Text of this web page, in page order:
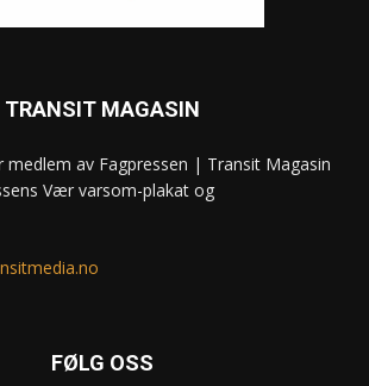
TRANSIT MAGASIN
medlem av Fagpressen | Transit Magasin
Vær varsom-plakat og
FØLG OSS